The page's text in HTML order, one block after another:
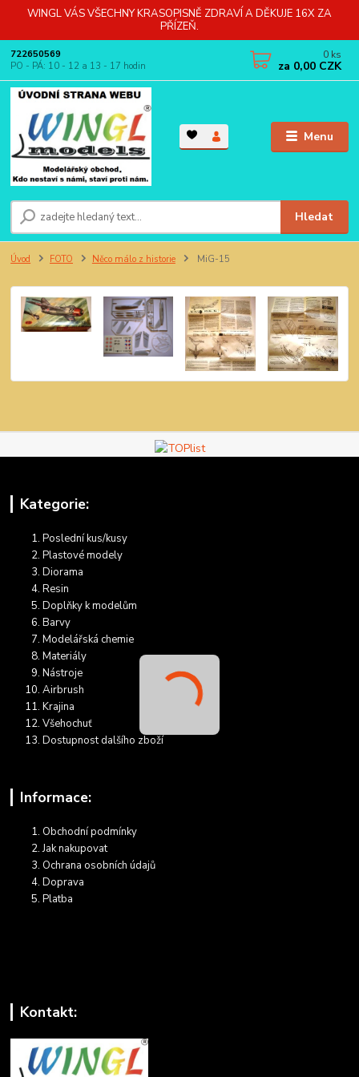
WINGL VÁS VŠECHNY KRASOPISNĚ ZDRAVÍ A DĚKUJE 16X ZA
PŘÍZEŇ.
Menu
Hledat
722650569
PO - PÁ: 10 - 12 a 13 - 17 hodin
0 ks
za 0,00 CZK
Úvod FOTO Něco málo z historie MiG-15
Kategorie:
Poslední kus/kusy
Plastové modely
Diorama
Resin
Doplňky k modelům
Barvy
Modelářská chemie
Materiály
Nástroje
Airbrush
Krajina
Všehochuť
Dostupnost dalšího zboží
Informace:
Obchodní podmínky
Jak nakupovat
Ochrana osobních údajů
Doprava
Platba
Kontakt: